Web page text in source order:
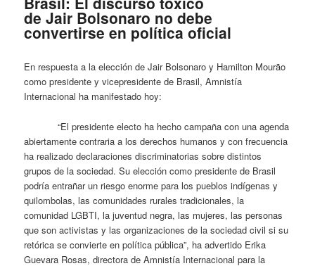
de Jair Bolsonaro no debe
convertirse en política oficial
En respuesta a la elección de Jair Bolsonaro y Hamilton Mourão
como presidente y vicepresidente de Brasil, Amnistía
Internacional ha manifestado hoy:
“El presidente electo ha hecho campaña con una agenda
abiertamente contraria a los derechos humanos y con frecuencia
ha realizado declaraciones discriminatorias sobre distintos
grupos de la sociedad. Su elección como presidente de Brasil
podría entrañar un riesgo enorme para los pueblos indígenas y
quilombolas, las comunidades rurales tradicionales, la
comunidad LGBTI, la juventud negra, las mujeres, las personas
que son activistas y las organizaciones de la sociedad civil si su
retórica se convierte en política pública”, ha advertido Erika
Guevara Rosas, directora de Amnistía Internacional para la